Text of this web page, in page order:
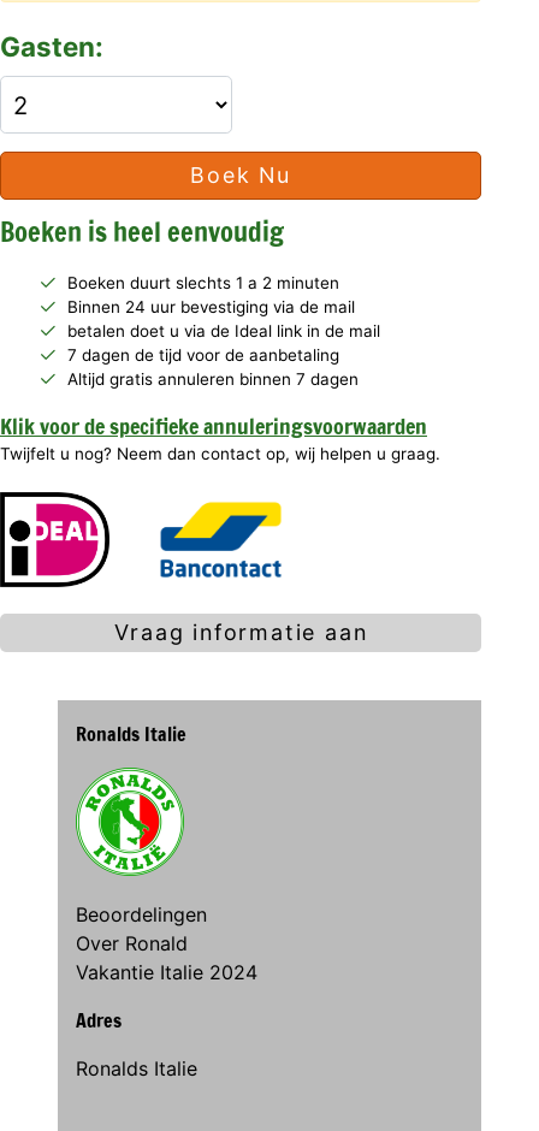
Gasten:
Boek Nu
Boeken is heel eenvoudig
Boeken duurt slechts 1 a 2 minuten
Binnen 24 uur bevestiging via de mail
betalen doet u via de Ideal link in de mail
7 dagen de tijd voor de aanbetaling
Altijd gratis annuleren binnen 7 dagen
Klik voor de specifieke annuleringsvoorwaarden
Twijfelt u nog? Neem dan contact op, wij helpen u graag.
Vraag informatie aan
Ronalds Italie
Beoordelingen
Over Ronald
Vakantie Italie 2024
Adres
Ronalds Italie